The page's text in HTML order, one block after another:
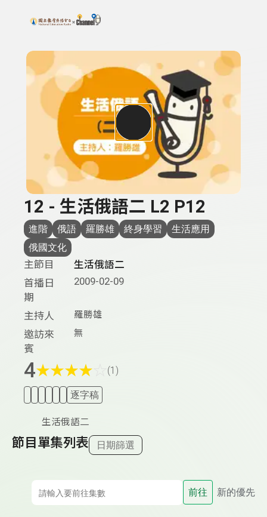
上方功能區塊
搜尋關鍵字：可輸入節目名稱、主持人或關鍵字
12 - 生活俄語二 L2 P12
進階 俄語 羅勝雄 終身學習
生活應用
俄國文化
主節目
生活俄語二
首播日
期
2009-02-09
主持人 羅勝雄
邀訪來
賓
無
4★★★★ (1)
逐字稿
生活俄語二
節目單集列表 日期篩選
前往 新的優先